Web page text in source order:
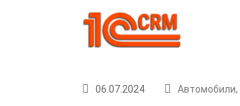
06.07.2024 Автомобили,